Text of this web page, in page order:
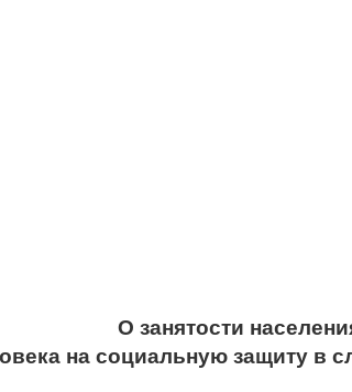
О занятости
на социальную защиту в